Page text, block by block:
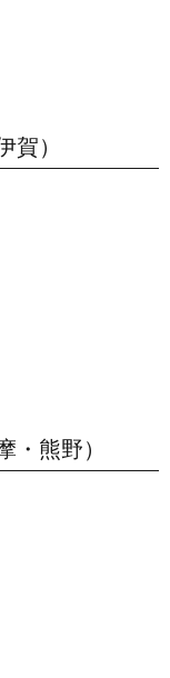
賀）
・熊野）